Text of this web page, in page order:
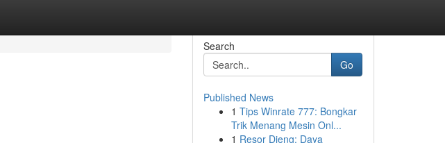
Search
Go
Published News
1 Tips Winrate 777: Bongkar
Trik Menang Mesin Onl...
1 Resor Dieng: Daya